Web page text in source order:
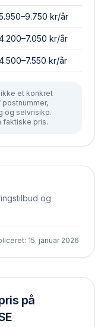
kr/år
kr/år
kr/år
et konkret
og selvrisiko.
faktiske pris.
og
15. januar 2026
på